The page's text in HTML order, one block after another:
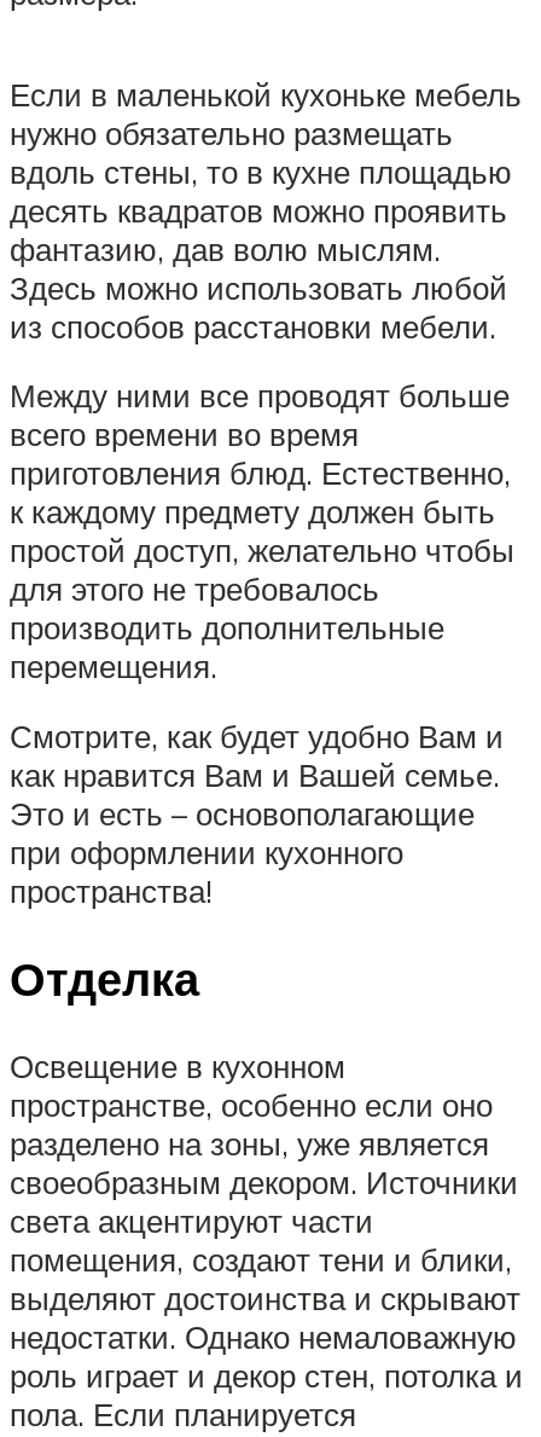
Если в маленькой кухоньке мебель
нужно обязательно размещать
вдоль стены, то в кухне площадью
десять квадратов можно проявить
фантазию, дав волю мыслям.
Здесь можно использовать любой
из способов расстановки мебели.
Между ними все проводят больше
всего времени во время
приготовления блюд. Естественно,
к каждому предмету должен быть
простой доступ, желательно чтобы
для этого не требовалось
производить дополнительные
перемещения.
Смотрите, как будет удобно Вам и
как нравится Вам и Вашей семье.
Это и есть – основополагающие
при оформлении кухонного
пространства!
Отделка
Освещение в кухонном
пространстве, особенно если оно
разделено на зоны, уже является
своеобразным декором. Источники
света акцентируют части
помещения, создают тени и блики,
выделяют достоинства и скрывают
недостатки. Однако немаловажную
роль играет и декор стен, потолка и
пола. Если планируется